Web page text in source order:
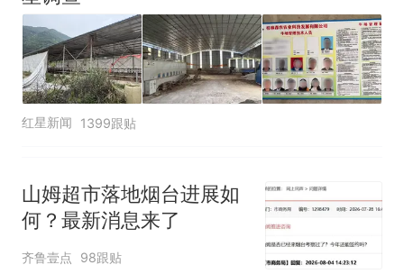
红星新闻 1399跟贴
山姆超市落地烟台进展如
何？最新消息来了
齐鲁壹点 98跟贴